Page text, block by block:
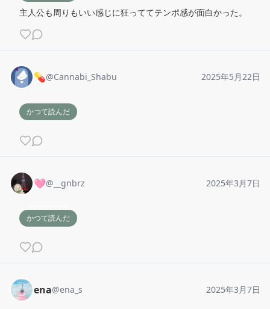
主人公も周りもいい感じに狂っててテンポ感が面白かった。
💊@Cannabi_Shabu 2025年5月22日
かつて読んだ
🩷@ __gnbrz 2025年3月7日
かつて読んだ
ena@ena_s 2025年3月7日